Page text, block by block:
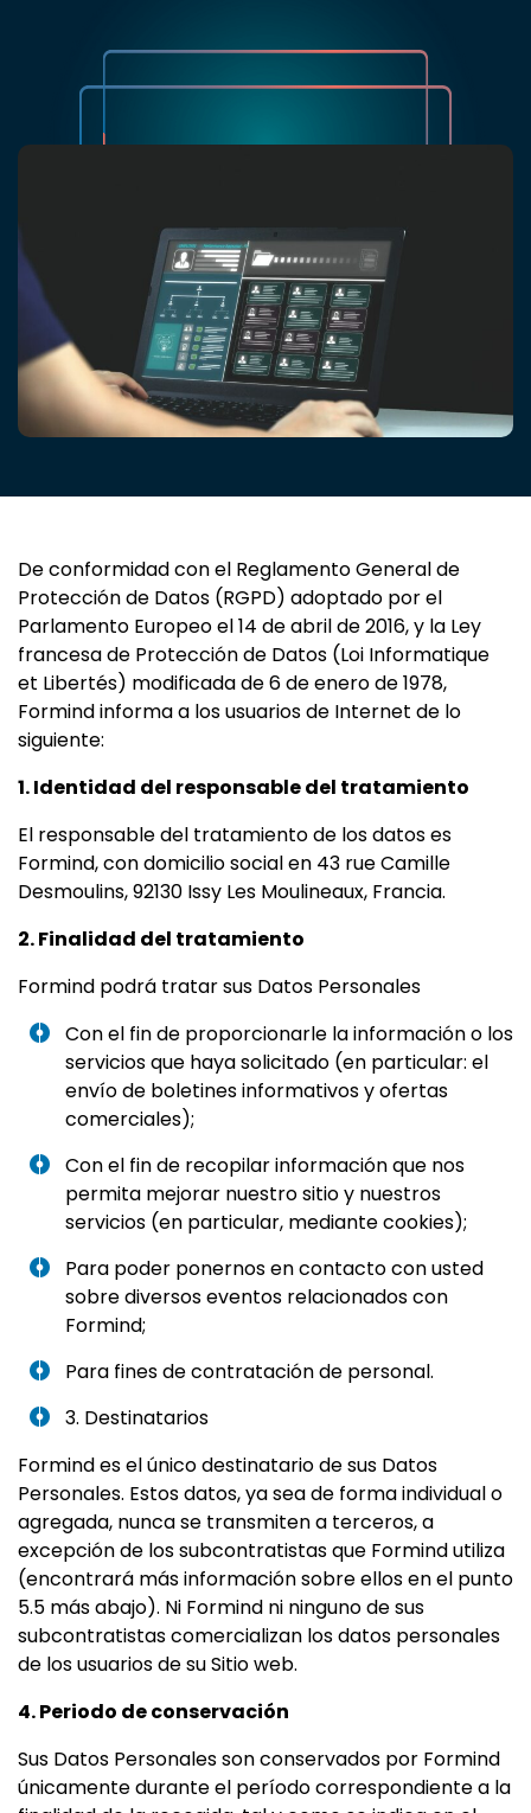
De conformidad con el Reglamento General de
Protección de Datos (RGPD) adoptado por el
Parlamento Europeo el 14 de abril de 2016, y la Ley
francesa de Protección de Datos (Loi Informatique
et Libertés) modificada de 6 de enero de 1978,
Formind informa a los usuarios de Internet de lo
siguiente:
1. Identidad del responsable del tratamiento
El responsable del tratamiento de los datos es
Formind, con domicilio social en 43 rue Camille
Desmoulins, 92130 Issy Les Moulineaux, Francia.
2. Finalidad del tratamiento
Formind podrá tratar sus Datos Personales
Con el fin de proporcionarle la información o los
servicios que haya solicitado (en particular: el
envío de boletines informativos y ofertas
comerciales);
Con el fin de recopilar información que nos
permita mejorar nuestro sitio y nuestros
servicios (en particular, mediante cookies);
Para poder ponernos en contacto con usted
sobre diversos eventos relacionados con
Formind;
Para fines de contratación de personal.
3. Destinatarios
Formind es el único destinatario de sus Datos
Personales. Estos datos, ya sea de forma individual o
agregada, nunca se transmiten a terceros, a
excepción de los subcontratistas que Formind utiliza
(encontrará más información sobre ellos en el punto
5.5 más abajo). Ni Formind ni ninguno de sus
subcontratistas comercializan los datos personales
de los usuarios de su Sitio web.
4. Periodo de conservación
Sus Datos Personales son conservados por Formind
únicamente durante el período correspondiente a la